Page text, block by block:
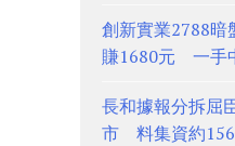
創新實業2788暗
賺1680元 一手
長和據報分拆屈
市 料集資約156